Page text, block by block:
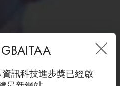
訊科技進步獎已經啟